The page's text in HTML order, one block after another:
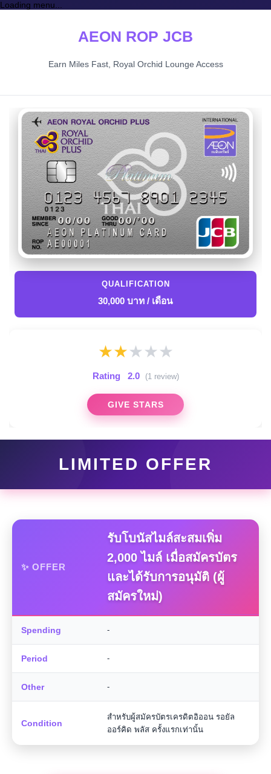
Loading menu...
AEON ROP JCB
Earn Miles Fast, Royal Orchid Lounge Access
QUALIFICATION
30,000 บาท / เดือน
★★★★★
Rating 2.0 (1 review)
GIVE STARS
LIMITED OFFER
✨ OFFER
รับโบนัสไมล์สะสมเพิ่ม
2,000 ไมล์ เมื่อสมัครบัตร
และได้รับการอนุมัติ (ผู้
สมัครใหม่)
Spending -
Period -
Other -
Condition
สำหรับผู้สมัครบัตรเครดิตอิออน รอยัล
ออร์คิด พลัส ครั้งแรกเท่านั้น